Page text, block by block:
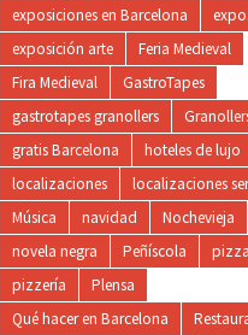
exposiciones en Barcelona
exposición arte
Feria Medieval
Fira Medieval
GastroTapes
gastrotapes granollers
gratis Barcelona
hoteles de lujo
localizaciones
localizaciones
Música
navidad
Nochevieja
novela negra
Peñíscola
pizza
pizzería
Plensa
Qué hacer en Barcelona